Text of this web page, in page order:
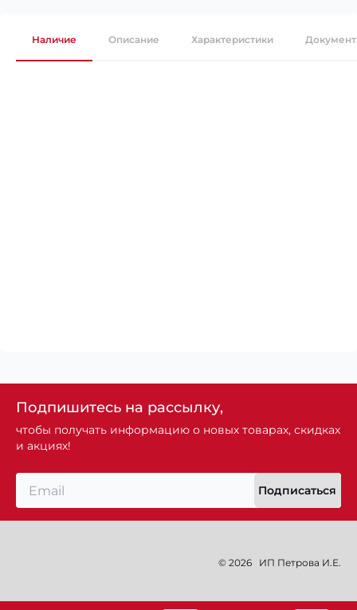
Наличие Описание Характеристики
Подпишитесь на рассылку,
чтобы получать информацию о новых товарах, скидках
и акциях!
Подписаться
© 2026 ИП Петрова И.Е.